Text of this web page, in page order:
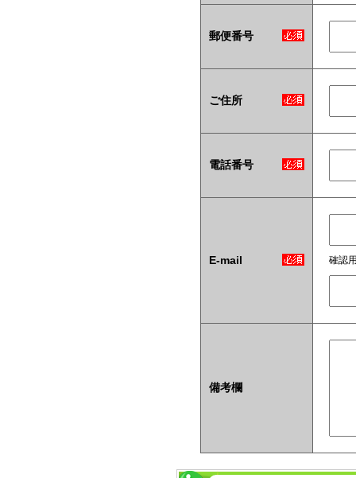
郵便番号
ご住所
電話番号
E-mail 確認
備考欄